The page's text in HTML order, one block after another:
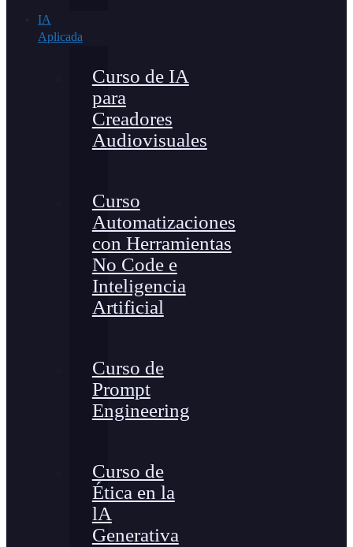
IA
Aplicada
Curso de IA
para
Creadores
Audiovisuales
Curso
Automatizaciones
con Herramientas
No Code e
Inteligencia
Artificial
Curso de
Prompt
Engineering
Curso de
Ética en la
lA
Generativa